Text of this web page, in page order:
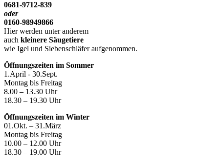
0681-9712-839
oder
0160-98949866
Hier werden unter anderem
auch kleinere Säugetiere
wie Igel und Siebenschläfer aufgenommen.
Öffnungszeiten im Sommer
1.April - 30.Sept.
Montag bis Freitag
8.00 – 13.30 Uhr
18.30 – 19.30 Uhr
Öffnungszeiten im Winter
01.Okt. – 31.März
Montag bis Freitag
10.00 – 12.00 Uhr
18.30 – 19.00 Uhr